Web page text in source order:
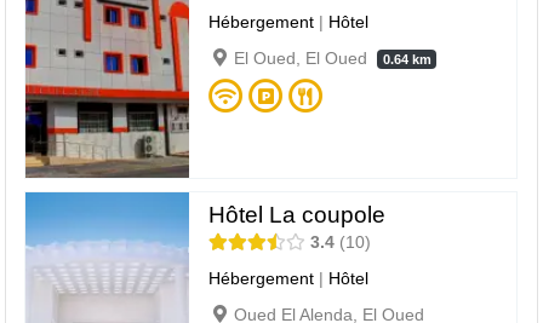
Hébergement | Hôtel
El Oued, El Oued
0.64 km
Hôtel La coupole
3.4
10
Hébergement | Hôtel
Oued El Alenda, El Oued